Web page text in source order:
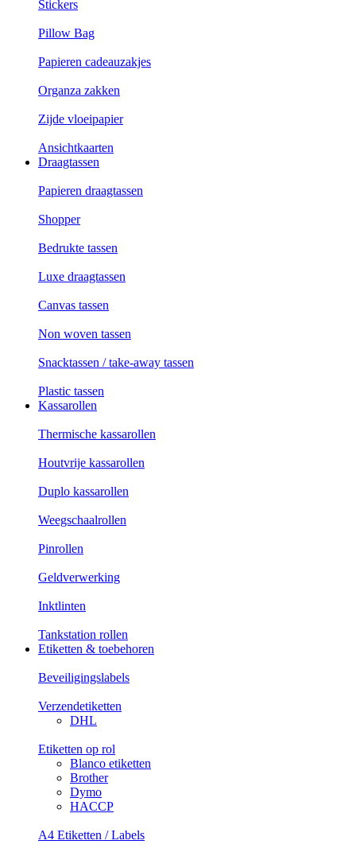
Stickers
Pillow Bag
Papieren cadeauzakjes
Organza zakken
Zijde vloeipapier
Ansichtkaarten
Draagtassen
Papieren draagtassen
Shopper
Bedrukte tassen
Luxe draagtassen
Canvas tassen
Non woven tassen
Snacktassen / take-away tassen
Plastic tassen
Kassarollen
Thermische kassarollen
Houtvrije kassarollen
Duplo kassarollen
Weegschaalrollen
Pinrollen
Geldverwerking
Inktlinten
Tankstation rollen
Etiketten & toebehoren
Beveiligingslabels
Verzendetiketten
DHL
Etiketten op rol
Blanco etiketten
Brother
Dymo
HACCP
A4 Etiketten / Labels